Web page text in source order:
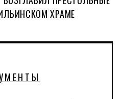
ХРАМЕ